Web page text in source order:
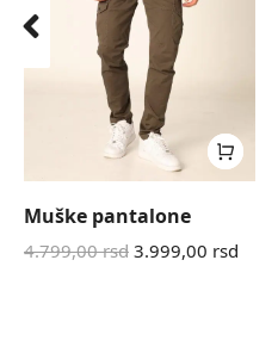
Muške pantalone
4.799,00rsd 3.999,00 rsd